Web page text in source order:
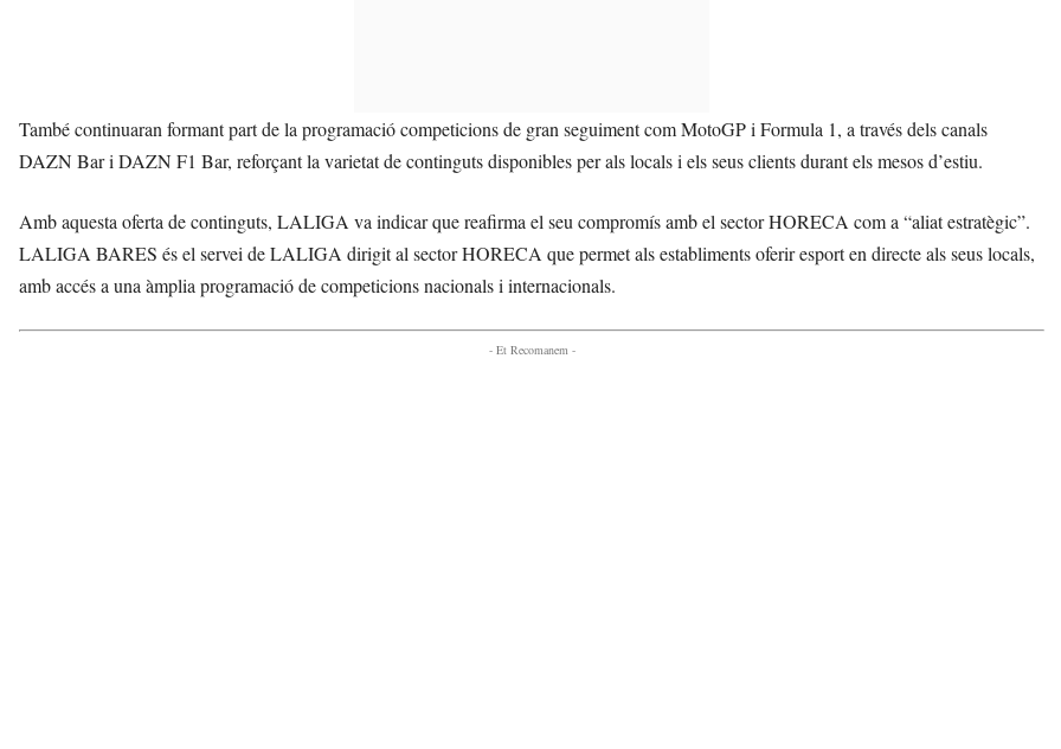
També continuaran formant part de la programació competicions de gran seguiment com MotoGP i Formula 1, a través dels canals
DAZN Bar i DAZN F1 Bar, reforçant la varietat de continguts disponibles per als locals i els seus clients durant els mesos d’estiu.
Amb aquesta oferta de continguts, LALIGA va indicar que reafirma el seu compromís amb el sector HORECA com a “aliat estratègic”.
LALIGA BARES és el servei de LALIGA dirigit al sector HORECA que permet als establiments oferir esport en directe als seus locals,
amb accés a una àmplia programació de competicions nacionals i internacionals.
- Et Recomanem -